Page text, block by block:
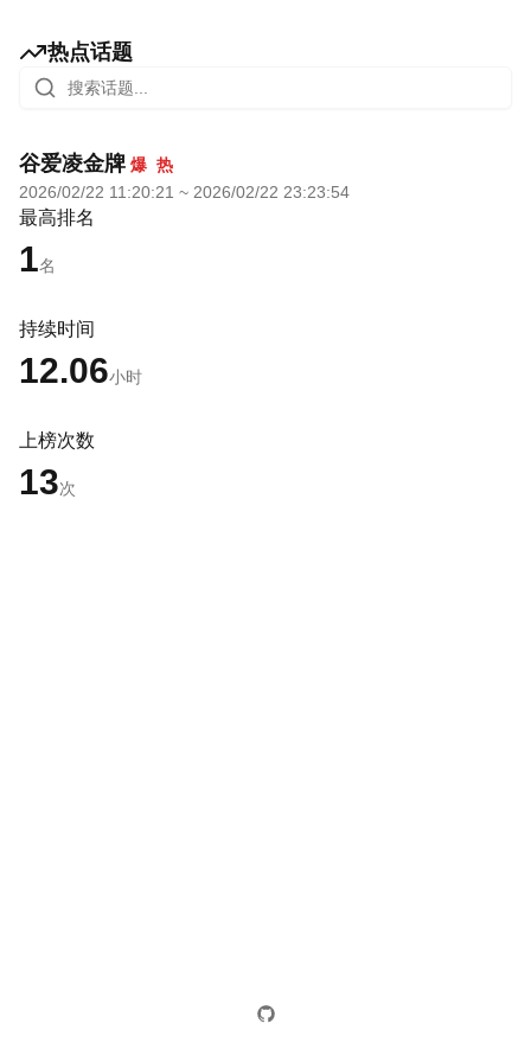
热点话题
谷爱凌金牌 爆 热
2026/02/22 11:20:21 ~ 2026/02/22 23:23:54
最高排名
1名
持续时间
12.06小时
上榜次数
13次